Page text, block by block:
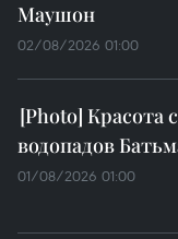
Маушон
02/08/2026 01:00
Красота
водопадов
01/08/2026 01:00